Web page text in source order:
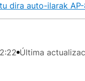
dira auto-ilarak
Última